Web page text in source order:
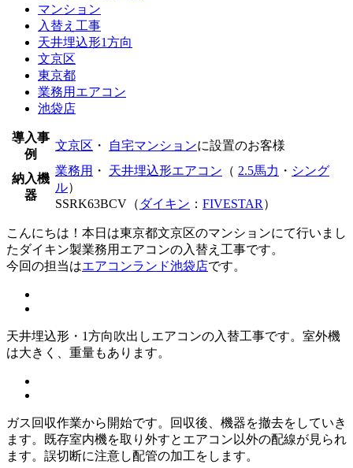
マンション
入替え工事
天井埋込形1方向
文京区
東京都
業務用エアコン
池袋店
導入事
例
文京区 ・ 自宅マンションに設置のお客様
納入機
器
業務用 ・ 天井埋込形エアコン （ 2.5馬力 ・ シング
ル）
SSRK63BCV（ ダイキン ： FIVESTAR ）
こんにちは！本日は東京都文京区のマンションにて行いまし
たダイキン製業務用エアコンの入替え工事です。
今回の担当はエアコンランド池袋店です。
天井埋込形・1方向吹出しエアコンの入替工事です。室外機
は大きく、重量もあります。
ガス回収作業から開始です。回収後、機器を撤去をしていき
ます。既存室内機を取り外すとエアコン以外の配線が見られ
ます。誤切断に注意し配管の加工をします。